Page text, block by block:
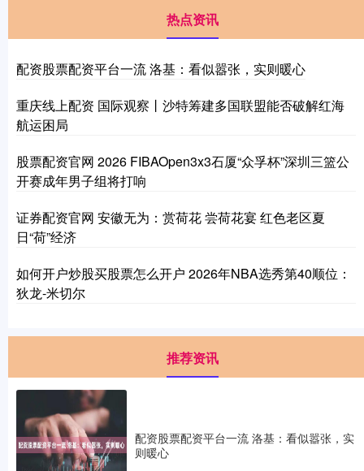
热点资讯
配资股票配资平台一流 洛基：看似嚣张，实则暖心
重庆线上配资 国际观察丨沙特筹建多国联盟能否破解红海
航运困局
股票配资官网 2026 FIBAOpen3x3石厦“众孚杯”深圳三篮公
开赛成年男子组将打响
证券配资官网 安徽无为：赏荷花 尝荷花宴 红色老区夏
日“荷”经济
如何开户炒股买股票怎么开户 2026年NBA选秀第40顺位：
狄龙-米切尔
推荐资讯
配资股票配资平台一流 洛基：看似嚣张，实
则暖心